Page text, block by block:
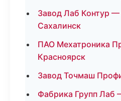
Завод Лаб Контур
Сахалинск
ПАО Мехатроника
Красноярск
Завод Точмаш
Фабрика Групп Лаб